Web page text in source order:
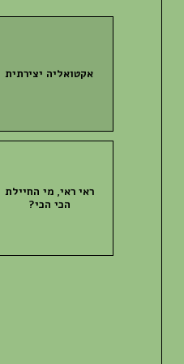
אקטואליה יצירתית
ראי ראי, מי החיילת
הכי הכי?